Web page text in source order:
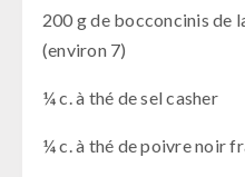
200 g de bocconcinis de
(environ 7)
¼ c. à thé de sel casher
¼ c. à thé de poivre noir